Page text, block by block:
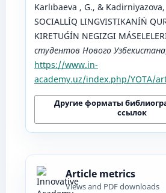
Karlıbaeva , G., &
SOCIALLÍQ LINGVISTIKANÍŃ
KIRETUǴÍN NEGIZGI
студентов Нового Узбекистана
https://www.in-
academy.uz/index.php/YOTA/
Другие форматы
ссылок
Article metrics
Views and PDF downloads